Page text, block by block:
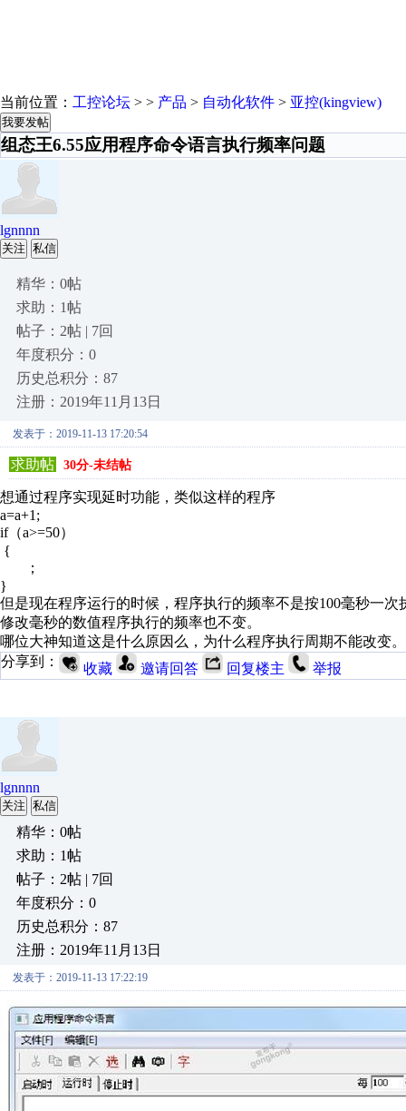
当前位置： 工控论坛 > > 产品 > 自动化软件 > 亚控(kingview)
我要发帖
组态王6.55应用程序命令语言执行频率问题
lgnnnn
关注 私信
精华：0帖
求助：1帖
帖子：2帖 | 7回
年度积分：0
历史总积分：87
注册：2019年11月13日
发表于：2019-11-13 17:20:54
求助帖 30分-未结帖
想通过程序实现延时功能，类似这样的程序
a=a+1;
if（a>=50）
{
；
}
但是现在程序运行的时候，程序执行的频率不是按100毫秒一
修改毫秒的数值程序执行的频率也不变。
哪位大神知道这是什么原因么，为什么程序执行周期不能改变。
分享到：
收藏 邀请回答 回复楼主 举报
lgnnnn
关注 私信
精华：0帖
求助：1帖
帖子：2帖 | 7回
年度积分：0
历史总积分：87
注册：2019年11月13日
发表于：2019-11-13 17:22:19